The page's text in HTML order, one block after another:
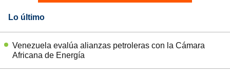
Lo último
Venezuela evalúa alianzas petroleras con la Cámara
Africana de Energía